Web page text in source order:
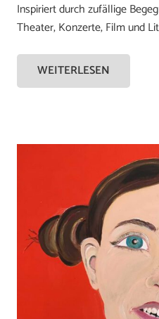
Inspiriert durch zufällige
Theater, Konzerte, Film und
WEITERLESEN